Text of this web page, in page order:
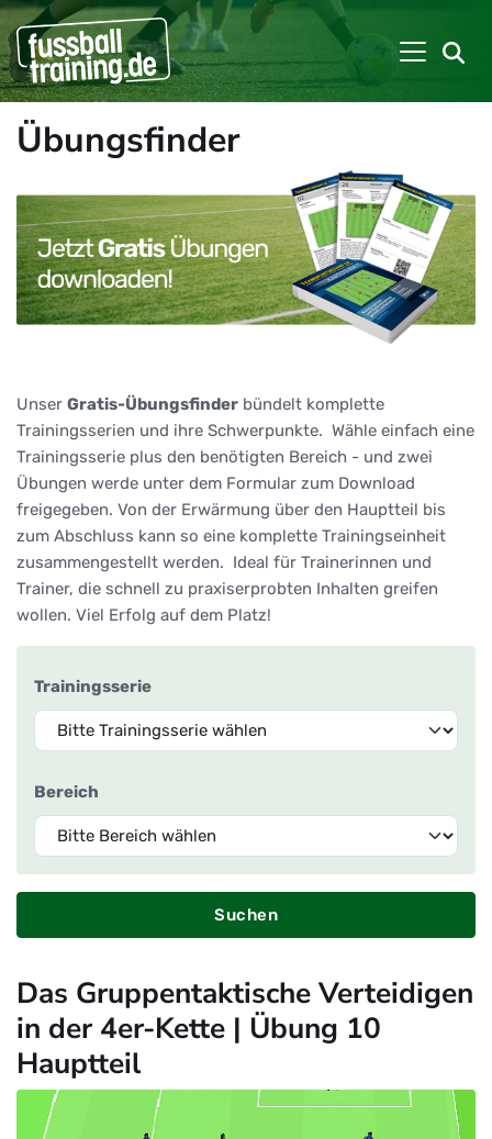
Übungsfinder
Unser Gratis-Übungsfinder bündelt komplette
Trainingsserien und ihre Schwerpunkte. Wähle einfach eine
Trainingsserie plus den benötigten Bereich - und zwei
Übungen werde unter dem Formular zum Download
freigegeben. Von der Erwärmung über den Hauptteil bis
zum Abschluss kann so eine komplette Trainingseinheit
zusammengestellt werden. Ideal für Trainerinnen und
Trainer, die schnell zu praxiserprobten Inhalten greifen
wollen. Viel Erfolg auf dem Platz!
Trainingsserie
Bereich
Suchen
Das Gruppentaktische Verteidigen
in der 4er-Kette | Übung 10
Hauptteil